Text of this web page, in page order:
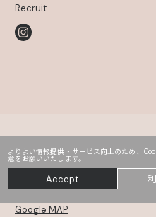
よりよい情報提供・サービス向上のため、
意をお願いいたします。
Accept
Recruit
Head Office PRO2 Third
〒107-0052 東京都港区赤坂2-14-5
Google MAP